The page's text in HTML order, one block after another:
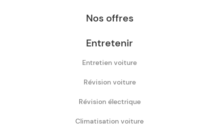
Nos offres
Entretenir
Entretien voiture
Révision voiture
Révision électrique
Climatisation voiture